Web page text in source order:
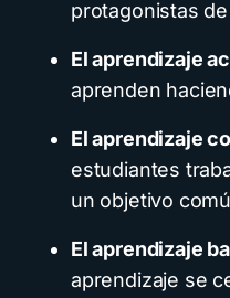
protagonistas
El aprendizaje
aprenden
El aprendizaje
estudiantes
un objetivo
El aprendizaje
aprendizaje se